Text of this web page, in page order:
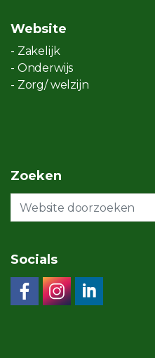
Website
- Zakelijk
- Onderwijs
- Zorg/ welzijn
Zoeken
Socials